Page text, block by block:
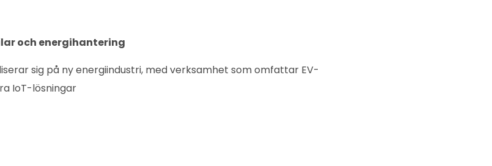
och energihantering
sig på ny energiindustri, med verksamhet som omfattar EV-
IoT-lösningar